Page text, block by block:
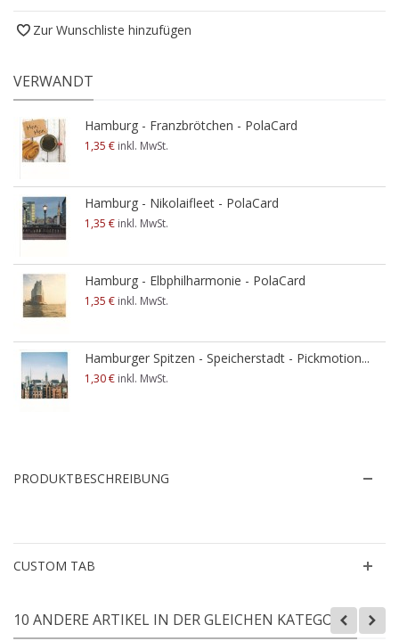
Zur Wunschliste hinzufügen
VERWANDT
Hamburg - Franzbrötchen - PolaCard
1,35 € inkl. MwSt.
Hamburg - Nikolaifleet - PolaCard
1,35 € inkl. MwSt.
Hamburg - Elbphilharmonie - PolaCard
1,35 € inkl. MwSt.
Hamburger Spitzen - Speicherstadt - Pickmotion...
1,30 € inkl. MwSt.
PRODUKTBESCHREIBUNG
CUSTOM TAB
10 ANDERE ARTIKEL IN DER GLEICHEN KATEGORIE: